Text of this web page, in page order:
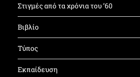
Στιγμές από τα χρόνια του ’60
Βιβλίο
Τύπος
Εκπαίδευση